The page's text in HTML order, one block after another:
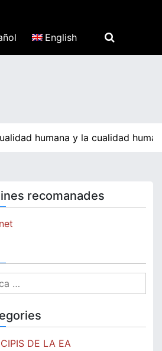
English
humana y la cualidad
recomanades
DE LA EA